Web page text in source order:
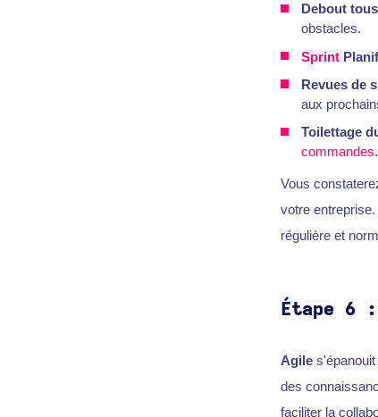
Debout
obstacles.
Sprint
Revues de
aux
Toilettage
commandes.
Vous
votre
régulière et
Étape 6
Agiles'épanouit
des
faciliter la